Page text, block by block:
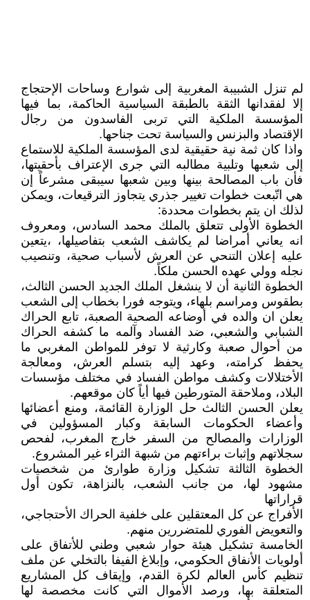
لم تنزل الشبيبة المغربية إلى شوارع وساحات الإحتجاج
إلا لفقدانها الثقة بالطبقة السياسية الحاكمة، بما فيها
المؤسسة الملكية التي تربى الفاسدون من رجال
الإقتصاد والبزنس والسياسة تحت جناحها.
واذا كان ثمة نية حقيقية لدى المؤسسة الملكية للاستماع
إلى شعبها وتلبية مطالبه التي جرى الإعتراف بأحقيتها،
فأن باب المصالحة بينها وبين شعبها سيبقى مشرعاً إن
هي اتّبعت خطوات تغيير جذري يتجاوز الترقيعات، ويمكن
لذلك ان يتم بخطوات محددة:
الخطوة الأولى تتعلق بالملك محمد السادس، ومعروف
انه يعاني أمراضا لم يكاشف الشعب بتفاصيلها، ،يتعين
عليه إعلان التنحي عن العرش لأسباب صحية، وتنصيب
نجله وولي عهده الحسن ملكاً.
الخطوة الثانية أن لا ينشغل الملك الجديد الحسن الثالث،
بطقوس ومراسم بلهاء، ويتوجه فورا بخطاب إلى الشعب
يعلن ان والده في أوضاعه الصحية الصعبة، تابع الحراك
الشبابي والشعبي، ضد الفساد وآلمه ما كشفه الحراك
من أحوال صعبة وكارثية لا توفر للمواطن المغربي ما
يحفظ كرامته، وعهد إليه بتسلم العرش، ومعالجة
الأختلالات وكشف مواطن الفساد في مختلف مؤسسات
البلاد، وملاحقة المتورطين فيها أياً كان موقعهم.
يعلن الحسن الثالث حل الوزارة القائمة، ومنع أعضائها
وأعضاء الحكومات السابقة وكبار المسؤولين في
الوزارات والمصالح من السفر خارج المغرب، لفحص
سجلاتهم وإثبات براءتهم من شبهة الثراء غير المشروع.
الخطوة الثالثة تشكيل وزارة طوارئ من شخصيات
مشهود لها، من جانب الشعب، بالنزاهة، تكون أول
قراراتها
الأفراج عن كل المعتقلين على خلفية الحراك الأحتجاجي،
والتعويض الفوري للمتضررين منهم.
الخامسة تشكيل هيئة حوار شعبي وطني للأتفاق على
أولويات الأنفاق الحكومي، وإبلاغ الفيفا بالتخلي عن ملف
تنظيم كأس العالم لكرة القدم، وإيقاف كل المشاريع
المتعلقة بها، ورصد الأموال التي كانت مخصصة لها